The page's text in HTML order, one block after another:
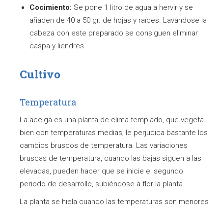
Cocimiento: Se pone 1 litro de agua a hervir y se
añaden de 40 a 50 gr. de hojas y raíces. Lavándose la
cabeza con este preparado se consiguen eliminar
caspa y liendres.
Cultivo
Temperatura
La acelga es una planta de clima templado, que vegeta
bien con temperaturas medias; le perjudica bastante los
cambios bruscos de temperatura. Las variaciones
bruscas de temperatura, cuando las bajas siguen a las
elevadas, pueden hacer que se inicie el segundo
periodo de desarrollo, subiéndose a flor la planta.
La planta se hiela cuando las temperaturas son menores